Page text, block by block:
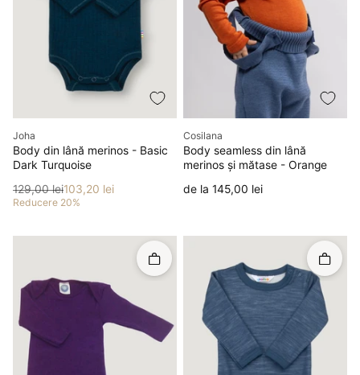
Body din lână merinos - Basic
Dark Turquoise
Producător
Joha
Preț
129,00 lei
Preț redus103,20 lei
Reducere 20%
Body seamless din lână
merinos și mătase - Orange
Producător
Cosilana
Preț
de la 145,00 lei
Rapid în coș Rapid